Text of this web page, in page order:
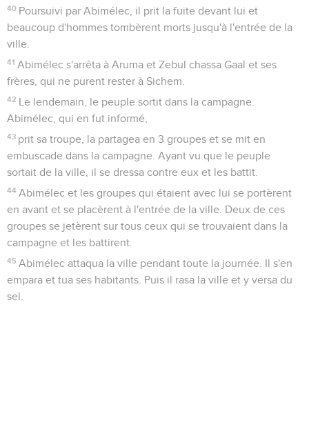
40 Poursuivi par Abimélec, il prit la fuite devant lui et
beaucoup d'hommes tombèrent morts jusqu'à l'entrée de la
ville.
41 Abimélec s'arrêta à Aruma et Zebul chassa Gaal et ses
frères, qui ne purent rester à Sichem.
42
Le lendemain, le peuple sortit dans la campagne.
Abimélec, qui en fut informé,
43 prit sa troupe, la partagea en 3 groupes et se mit en
embuscade dans la campagne. Ayant vu que le peuple
sortait de la ville, il se dressa contre eux et les battit.
44 Abimélec et les groupes qui étaient avec lui se portèrent
en avant et se placèrent à l'entrée de la ville. Deux de ces
groupes se jetèrent sur tous ceux qui se trouvaient dans la
campagne et les battirent.
45 Abimélec attaqua la ville pendant toute la journée. Il s'en
empara et tua ses habitants. Puis il rasa la ville et y versa du
sel.